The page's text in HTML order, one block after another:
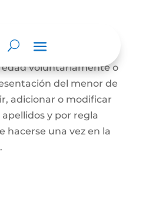
lo podrá hacer la
voluntariamente o
del menor de
adicionar o modificar
y por regla
hacerse una vez en la